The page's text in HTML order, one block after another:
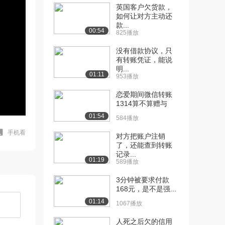
手机看
00:54
英国客户欠货款，
如何让对方主动还
款...
825播放
01:11
没有借款协议，只
有转账凭证，能说
明...
953播放
01:54
恋爱期间微信转账
1314算不算赠与
584播放
01:19
对方把账户注销
了，还能查到转账
记录...
589播放
01:14
3分钟被要求付款
168元，是不是强...
1067播放
人死之后欠的信用